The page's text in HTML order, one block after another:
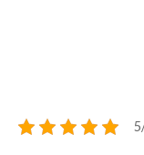
Mon don de
COMPRENDRE